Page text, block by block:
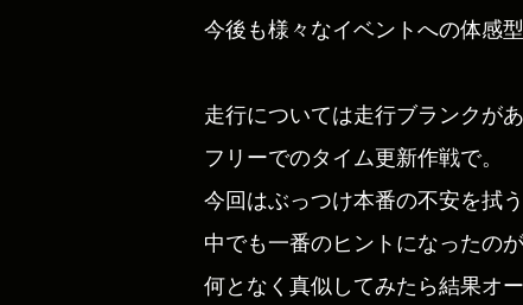
今後も様々なイベントへの体感
走行については走行ブランクが
フリーでのタイム更新作戦で。
今回はぶっつけ本番の不安を拭
中でも一番のヒントになったの
何となく真似してみたら結果オ